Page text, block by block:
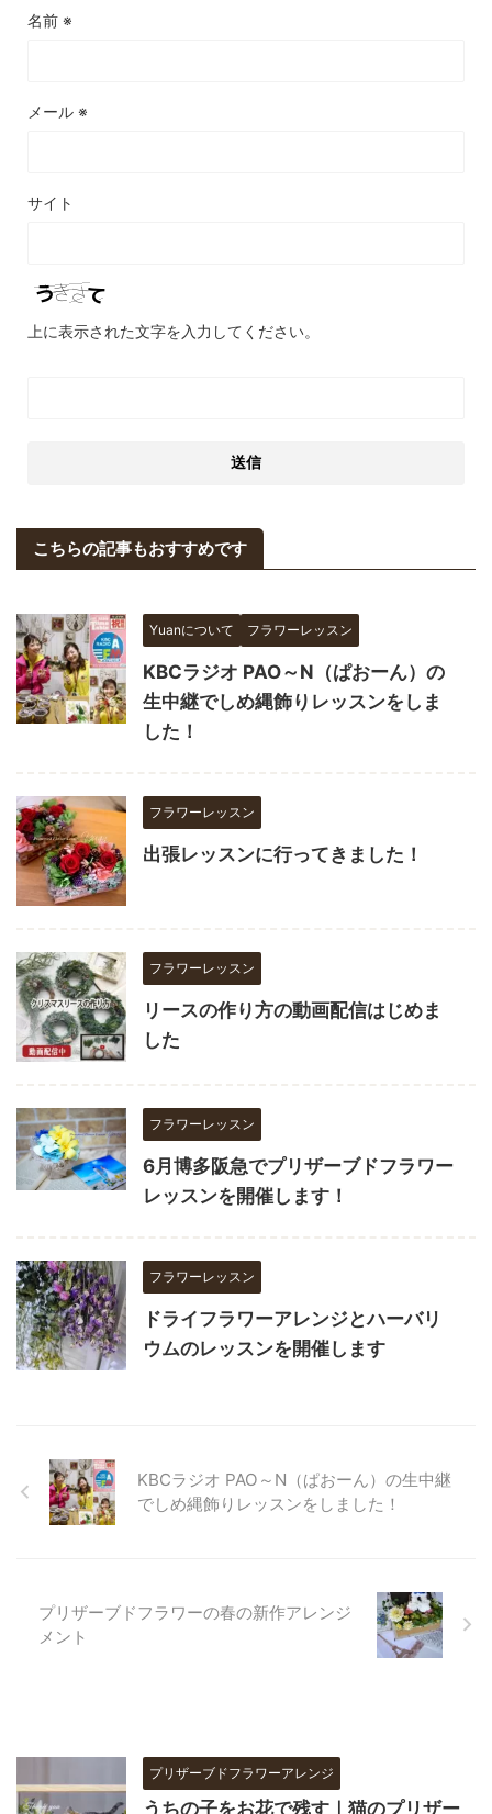
名前 ※
メール ※
サイト
上に表示された文字を入力してください。
こちらの記事もおすすめです
Yuanについて フラワーレッスン
KBCラジオ PAO～N（ぱおーん）の
生中継でしめ縄飾りレッスンをしま
した！
フラワーレッスン
出張レッスンに行ってきました！
フラワーレッスン
リースの作り方の動画配信はじめま
した
フラワーレッスン
6月博多阪急でプリザーブドフラワー
レッスンを開催します！
フラワーレッスン
ドライフラワーアレンジとハーバリ
ウムのレッスンを開催します
KBCラジオ PAO～N（ぱおーん）の生中継
でしめ縄飾りレッスンをしました！
プリザーブドフラワーの春の新作アレンジ
メント
プリザーブドフラワーアレンジ
うちの子をお花で残す｜猫のプリザー